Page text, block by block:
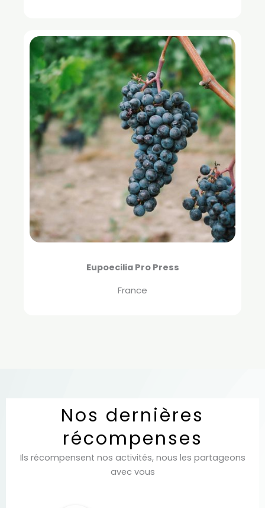
Eupoecilia Pro Press
France
Nos dernières
récompenses
Ils récompensent nos activités, nous les partageons
avec vous